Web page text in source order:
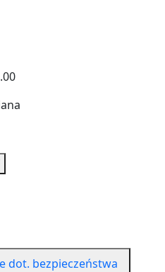
dot. bezpieczeństwa